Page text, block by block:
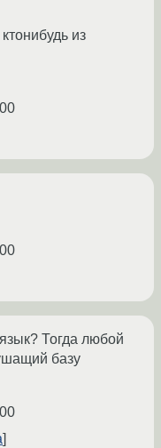
из
Тогда любой
базу